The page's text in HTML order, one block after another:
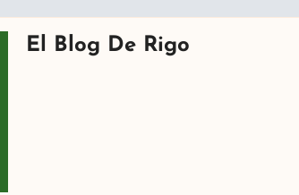
El Blog De Rigo